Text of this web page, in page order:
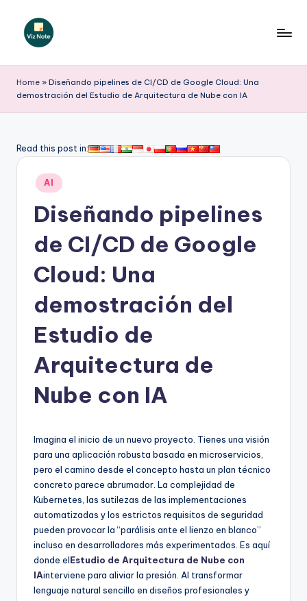
Saltar
iz
N
t
si
&
Home » Diseñando pipelines de CI/CD de Google Cloud: Una
demostración del Estudio de Arquitectura de Nube con IA
Read this post in:
Publicado
en
AI
Diseñando pipelines
de CI/CD de Google
Cloud: Una
demostración del
Estudio de
Arquitectura de
Nube con IA
Imagina el inicio de un nuevo proyecto. Tienes una visión
para una aplicación robusta basada en microservicios,
pero el camino desde el concepto hasta un plan técnico
concreto parece abrumador. La complejidad de
Kubernetes, las sutilezas de las implementaciones
automatizadas y los estrictos requisitos de seguridad
pueden provocar la “parálisis ante el lienzo en blanco”
incluso en desarrolladores más experimentados. Es aquí
donde elEstudio de Arquitectura de Nube con
IAinterviene para aliviar la presión. Al transformar
lenguaje natural sencillo en diseños profesionales y